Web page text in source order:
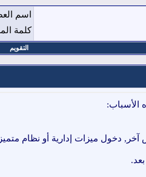
اسم
كلمة
التقويم
الأسباب:
دخول ميزات إدارية أو نظام متميز